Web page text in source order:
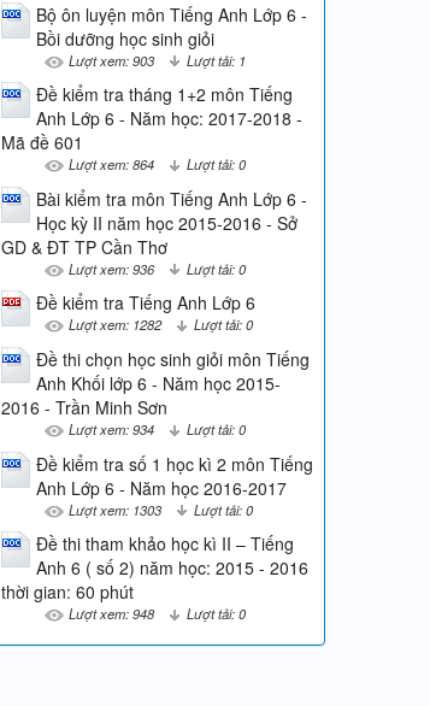
Bộ ôn luyện môn Tiếng Anh Lớp 6 -
Bồi dưỡng học sinh giỏi
Lượt xem: 903 Lượt tải: 1
Đề kiểm tra tháng 1+2 môn Tiếng
Anh Lớp 6 - Năm học: 2017-2018 -
Mã đề 601
Lượt xem: 864 Lượt tải: 0
Bài kiểm tra môn Tiếng Anh Lớp 6 -
Học kỳ II năm học 2015-2016 - Sở
GD & ĐT TP Cần Thơ
Lượt xem: 936 Lượt tải: 0
Đề kiểm tra Tiếng Anh Lớp 6
Lượt xem: 1282 Lượt tải: 0
Đề thi chọn học sinh giỏi môn Tiếng
Anh Khối lớp 6 - Năm học 2015-
2016 - Trần Minh Sơn
Lượt xem: 934 Lượt tải: 0
Đề kiểm tra số 1 học kì 2 môn Tiếng
Anh Lớp 6 - Năm học 2016-2017
Lượt xem: 1303 Lượt tải: 0
Đề thi tham khảo học kì II – Tiếng
Anh 6 ( số 2) năm học: 2015 - 2016
thời gian: 60 phút
Lượt xem: 948 Lượt tải: 0